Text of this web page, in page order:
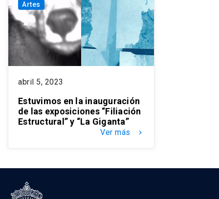
Artes
abril 5, 2023
Estuvimos en la inauguración
de las exposiciones “Filiación
Estructural” y “La Giganta”
Ver más keyboard_arrow_right